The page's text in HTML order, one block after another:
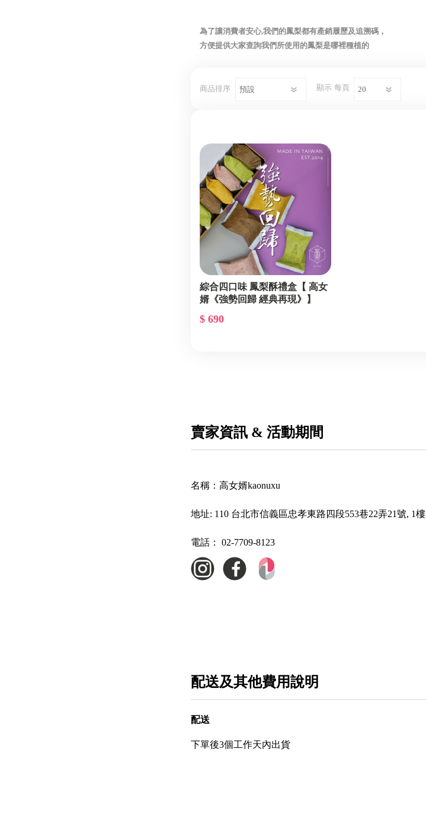
為了讓消費者安心,我們的鳳梨都有產銷履歷及追溯碼，
方便提供大家查詢我們所使用的鳳梨是哪裡種植的
商品排序 顯示 每頁
綜合四口味 鳳梨酥禮盒【 高女
婿《強勢回歸 經典再現》】
$ 690
賣家資訊 & 活動期間
名稱： 高女婿kaonuxu
地址: 110 台北市信義區忠孝東路四段553巷22弄21號, 1樓
電話： 02-7709-8123
配送及其他費用說明
配送
下單後3個工作天內出貨